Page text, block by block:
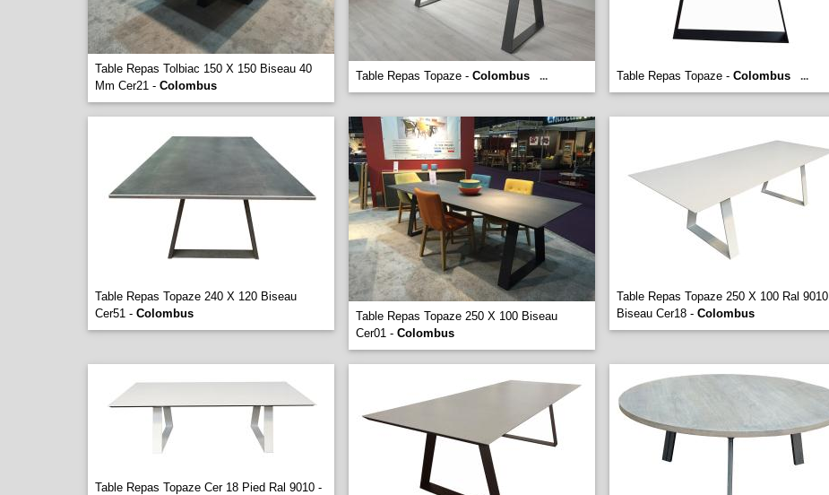
Table Repas Tolbiac 150 X 150 Biseau 40
Mm Cer21 - Colombus
Table Repas Topaze - Colombus ... Table Repas Topaze - Colombus ...
Table Repas Topaze 240 X 120 Biseau
Cer51 - Colombus
Table Repas Topaze 250 X 100 Biseau
Cer01 - Colombus
Table Repas Topaze 250 X 100 Ral 9010
Biseau Cer18 - Colombus
Table Repas Topaze Cer 18 Pied Ral 9010 -